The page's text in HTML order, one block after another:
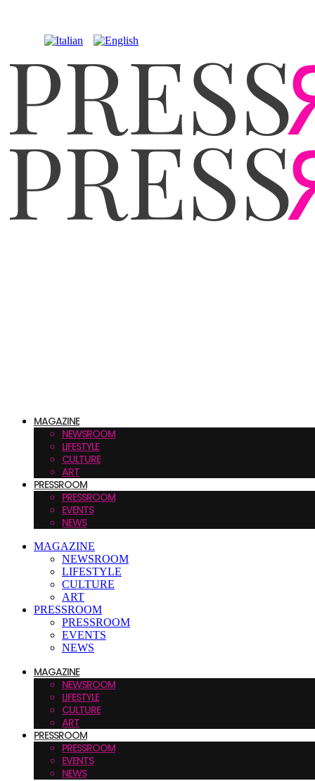
MAGAZINE
NEWSROOM
LIFESTYLE
CULTURE
ART
PRESSROOM
PRESSROOM
EVENTS
NEWS
MAGAZINE
NEWSROOM
LIFESTYLE
CULTURE
ART
PRESSROOM
PRESSROOM
EVENTS
NEWS
MAGAZINE
NEWSROOM
LIFESTYLE
CULTURE
ART
PRESSROOM
PRESSROOM
EVENTS
NEWS